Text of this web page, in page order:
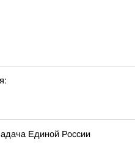
Единой России